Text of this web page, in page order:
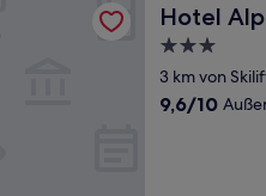
Hotel
Hotel
3.0-
Sterne-
Unterkunft
3 km von
9.6
9,6/10